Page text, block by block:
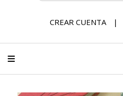
CREAR CUENTA